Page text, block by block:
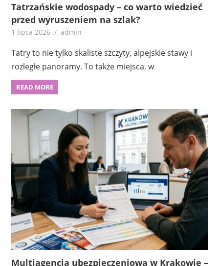
Tatrzańskie wodospady – co warto wiedzieć
przed wyruszeniem na szlak?
1 lipca 2026 admin
Tatry to nie tylko skaliste szczyty, alpejskie stawy i
rozległe panoramy. To także miejsca, w
READ MORE
Multiagencja ubezpieczeniowa w Krakowie –